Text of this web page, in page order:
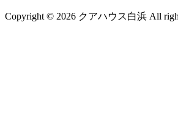
Copyright © 2026 クアハウス白浜 All